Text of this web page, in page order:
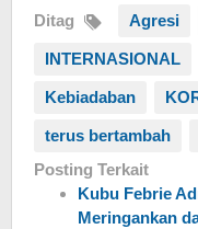
Ditag Agresi
INTERNASIONAL
Kebiadaban
terus bertambah
Posting Terkait
Kubu Febrie
Meringankan